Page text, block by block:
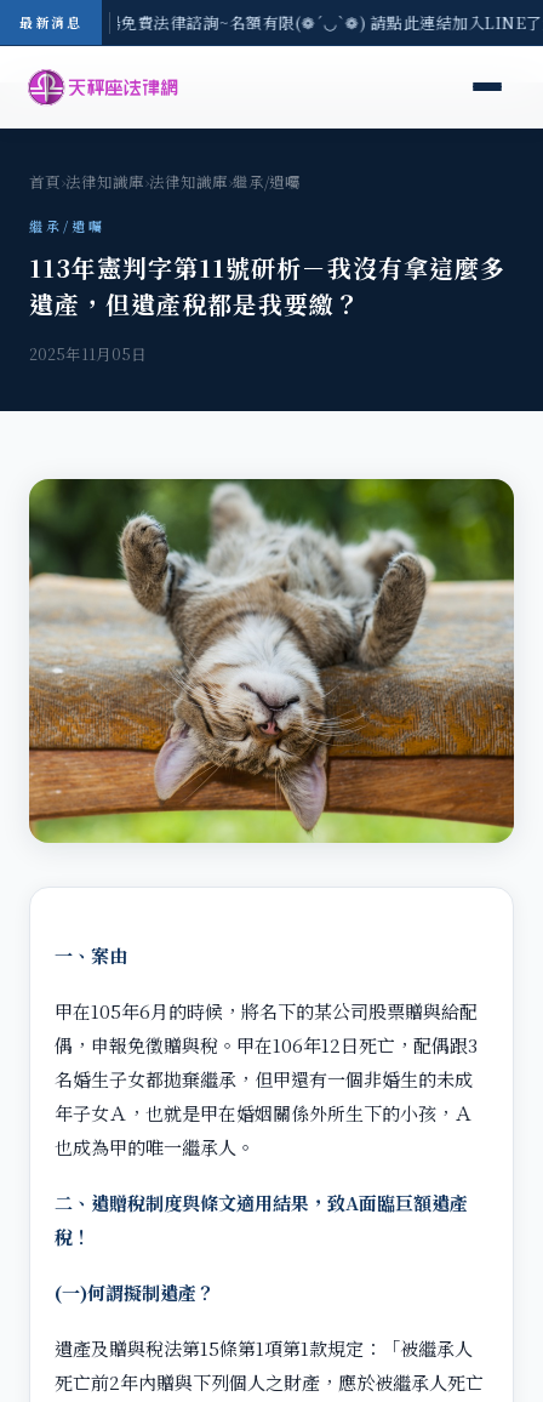
最新消息
-8/3(一) 現場免費法律諮詢~名額有限(❁´◡`❁) 請點此連結加入LINE
首頁›法律知識庫›法律知識庫›繼承/遺囑
繼承/遺囑
113年憲判字第11號研析－我沒有拿這麼多
遺產，但遺產稅都是我要繳？
2025年11月05日
一、案由
甲在105年6月的時候，將名下的某公司股票贈與給配
偶，申報免徵贈與稅。甲在106年12日死亡，配偶跟3
名婚生子女都拋棄繼承，但甲還有一個非婚生的未成
年子女Ａ，也就是甲在婚姻關係外所生下的小孩，Ａ
也成為甲的唯一繼承人。
二、遺贈稅制度與條文適用結果，致A面臨巨額遺產
稅！
(一)何謂擬制遺產？
遺產及贈與稅法第15條第1項第1款規定：「被繼承人
死亡前2年內贈與下列個人之財產，應於被繼承人死亡